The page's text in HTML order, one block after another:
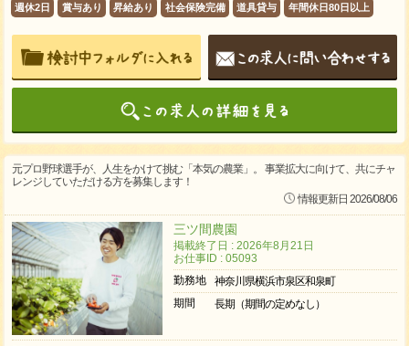
週休2日 賞与あり 昇給あり 社会保険完備 道具貸与 年間休日80日以上
元プロ野球選手が、人生をかけて挑む「本気の農業」。 事業拡大に向けて、共にチャ
レンジしていただける方を募集します！
情報更新日 2026/08/06
三ツ間農園
掲載終了日 : 2026年8月21日
お仕事ID : 05093
勤務地
神奈川県横浜市泉区和泉町
期間
長期（期間の定めなし）